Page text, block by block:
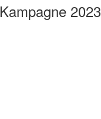
Kampagne 2023